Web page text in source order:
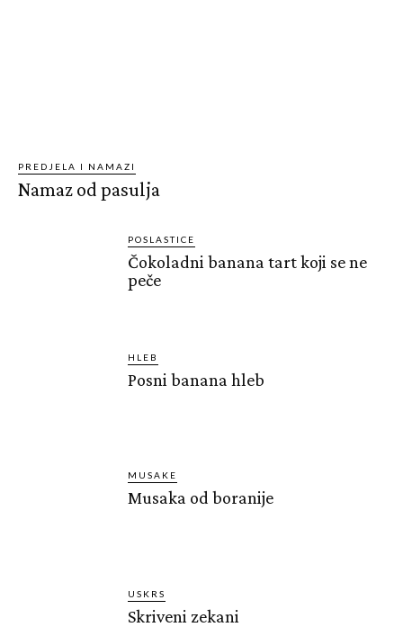
PREDJELA I NAMAZI
Namaz od pasulja
POSLASTICE
Čokoladni banana tart koji se ne
peče
HLEB
Posni banana hleb
MUSAKE
Musaka od boranije
USKRS
Skriveni zekani